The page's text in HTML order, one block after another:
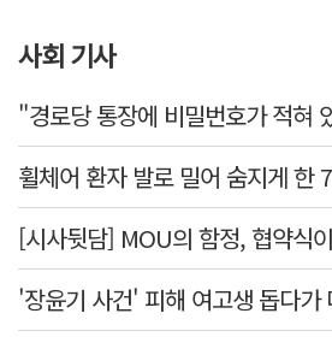
사회 기사